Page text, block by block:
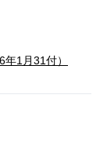
1月31付）